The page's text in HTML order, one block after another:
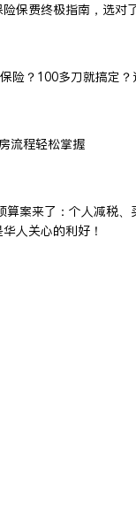
保费终极指南，选对
险？100多刀就搞定
流程轻松掌握
算案来了：个人减税、
人关心的利好！